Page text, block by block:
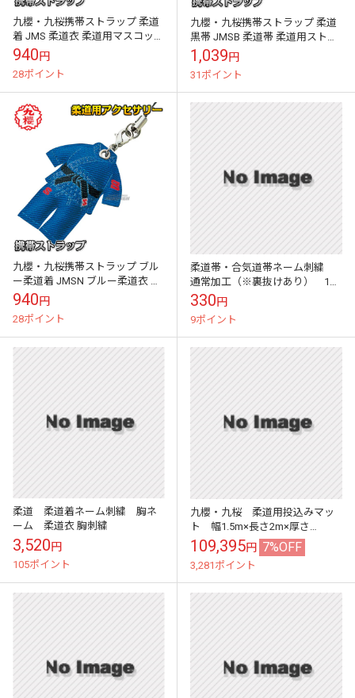
九櫻・九桜携帯ストラップ 柔道
着 JMS 柔道衣 柔道用マスコット
柔道着マスコットストラップ 早
川繊維工業
940円
28ポイント
九櫻・九桜携帯ストラップ 柔道
黒帯 JMSB 柔道帯 柔道用ストラ
ップ 早川繊維工業
1,039円
31ポイント
九櫻・九桜携帯ストラップ ブル
ー柔道着 JMSN ブルー柔道衣 柔
道用マスコット ブルー柔道着マ
スコットストラップ 早川繊維工
業
940円
28ポイント
柔道帯・合気道帯ネーム刺繍
通常加工（※裏抜けあり） 1文
字 楷書体/行書体/太めの行書
体/角ゴシック体/勘亭流/ブロッ
ク体/筆記...
330円
9ポイント
柔道 柔道着ネーム刺繍 胸ネ
ーム 柔道衣 胸刺繍
3,520円
105ポイント
九櫻・九桜 柔道用投込みマッ
ト 幅1.5m×長さ2m×厚さ
10cm S910 投げ込みマット 早
川繊維
109,395円 7%OFF
3,281ポイント